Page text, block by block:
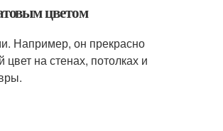
цветом
Например, он прекрасно
на стенах, потолках и